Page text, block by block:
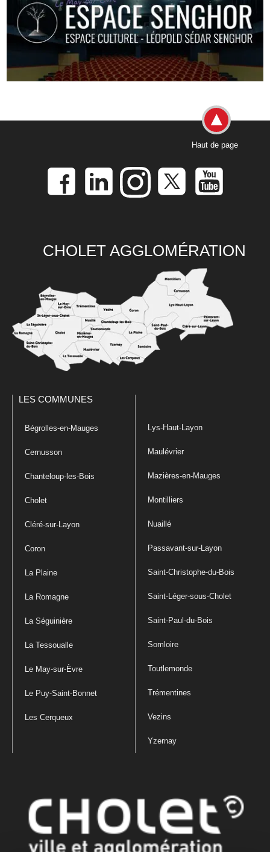
Haut de page
CHOLET AGGLOMÉRATION
LES COMMUNES
Bégrolles-en-Mauges
Cernusson
Chanteloup-les-Bois
Cholet
Cléré-sur-Layon
Coron
La Plaine
La Romagne
La Séguinière
La Tessoualle
Le May-sur-Èvre
Le Puy-Saint-Bonnet
Les Cerqueux
Lys-Haut-Layon
Maulévrier
Mazières-en-Mauges
Montilliers
Nuaillé
Passavant-sur-Layon
Saint-Christophe-du-Bois
Saint-Léger-sous-Cholet
Saint-Paul-du-Bois
Somloire
Toutlemonde
Trémentines
Vezins
Yzernay